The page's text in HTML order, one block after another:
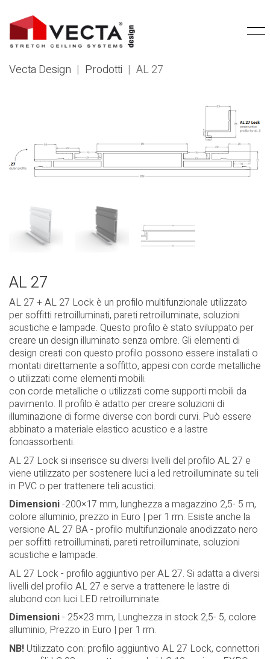
Vecta Design | Prodotti | AL 27
AL 27
AL 27 + AL 27 Lock è un profilo multifunzionale utilizzato
per soffitti retroilluminati, pareti retroilluminate, soluzioni
acustiche e lampade. Questo profilo è stato sviluppato per
creare un design illuminato senza ombre. Gli elementi di
design creati con questo profilo possono essere installati o
montati direttamente a soffitto, appesi con corde metalliche
o utilizzati come elementi mobili.
con corde metalliche o utilizzati come supporti mobili da
illuminazione di forme diverse con bordi curvi. Può essere
abbinato a materiale elastico acustico e a lastre
fonoassorbenti.
AL 27 Lock si inserisce su diversi livelli del profilo AL 27 e
viene utilizzato per sostenere luci a led retroilluminate su teli
in PVC o per trattenere teli acustici.
Dimensioni -200×17 mm, lunghezza a magazzino 2,5- 5 m,
colore alluminio, prezzo in Euro | per 1 rm. Esiste anche la
versione AL 27 BA - profilo multifunzionale anodizzato nero
per soffitti retroilluminati, pareti retroilluminate, soluzioni
acustiche e lampade.
AL 27 Lock - profilo aggiuntivo per AL 27. Si adatta a diversi
livelli del profilo AL 27 e serve a trattenere le lastre di
alubond con luci LED retroilluminate.